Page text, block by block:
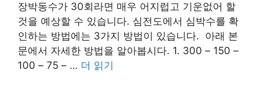
장박동수가 30회라면 매우 어지럽고 기운없어 할
것을 예상할 수 있습니다. 심전도에서 심박수를 확
인하는 방법에는 3가지 방법이 있습니다. 아래 본
문에서 자세한 방법을 알아봅시다. 1. 300 – 150 –
100 – 75 – … 더 읽기